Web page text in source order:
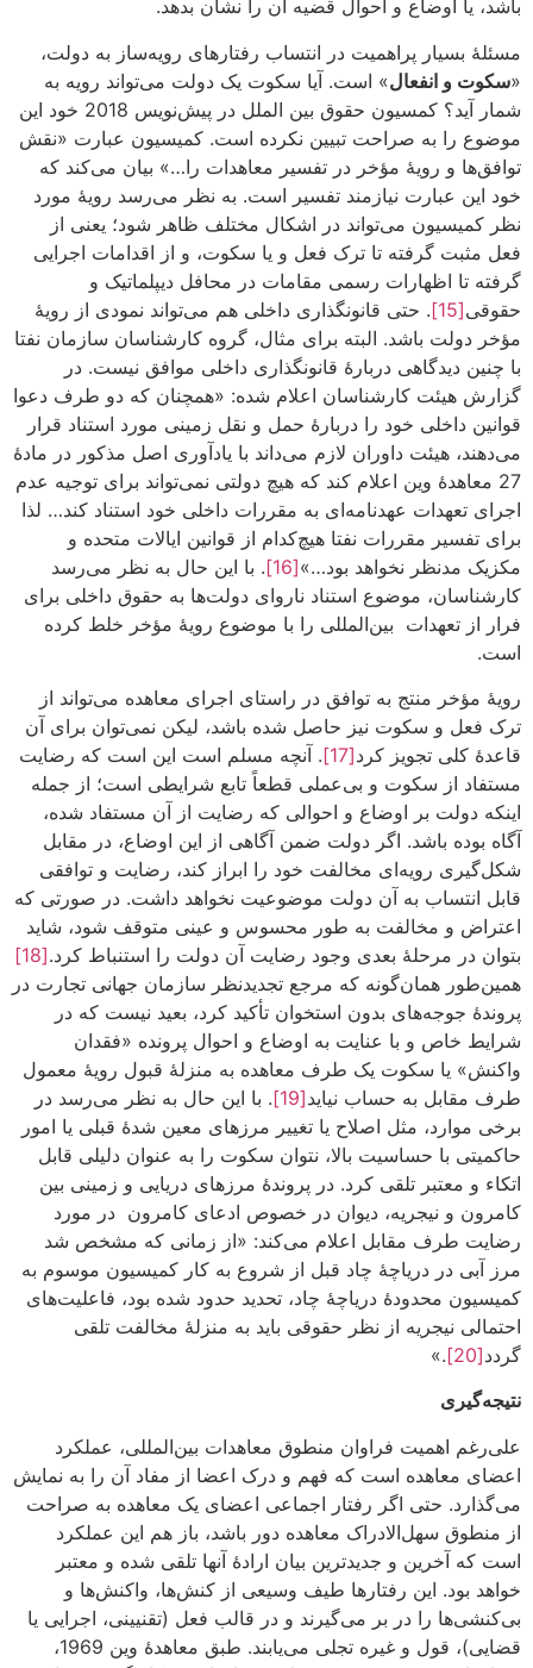
باشد، یا اوضاع و احوال قضیه آن را نشان بدهد.
مسئلۀ بسیار پراهمیت در انتساب رفتارهای رویه‌ساز به دولت،
«سکوت و انفعال» است. آیا سکوت یک دولت می‌تواند رویه به
شمار آید؟ کمسیون حقوق بین الملل در پیش‌نویس 2018 خود این
موضوع را به صراحت تبیین نکرده است. کمیسیون عبارت «نقش
توافق‌ها و رویۀ مؤخر در تفسیر معاهدات را…» بیان می‌کند که
خود این عبارت نیازمند تفسیر است. به نظر می‌رسد رویۀ مورد
نظر کمیسیون می‌تواند در اشکال مختلف ظاهر شود؛ یعنی از
فعل مثبت گرفته تا ترک فعل و یا سکوت، و از اقدامات اجرایی
گرفته تا اظهارات رسمی مقامات در محافل دیپلماتیک و
حقوقی[15]
. حتی قانونگذاری داخلی هم می‌تواند نمودی از رویۀ
مؤخر دولت باشد. البته برای مثال، گروه کارشناسان سازمان نفتا
با چنین دیدگاهی دربارۀ قانونگذاری داخلی موافق نیست. در
گزارش هیئت کارشناسان اعلام شده: «همچنان که دو طرف دعوا
قوانین داخلی خود را دربارۀ حمل و نقل زمینی مورد استناد قرار
می‌دهند، هیئت داوران لازم می‌داند با یادآوری اصل مذکور در مادۀ
27 معاهدۀ وین اعلام کند که هیچ دولتی نمی‌تواند برای توجیه عدم
اجرای تعهدات عهدنامه‌ای به مقررات داخلی خود استناد کند… لذا
برای تفسیر مقررات نفتا هیچ‌کدام از قوانین ایالات متحده و
مکزیک مدنظر نخواهد بود…»[16]
. با این حال به نظر می‌رسد
کارشناسان، موضوع استناد ناروای دولت‌ها به حقوق داخلی برای
فرار از تعهدات بین‌المللی را با موضوع رویۀ مؤخر خلط کرده
است.
رویۀ مؤخر منتج به توافق در راستای اجرای معاهده می‌تواند از
ترک فعل و سکوت نیز حاصل شده باشد، لیکن نمی‌توان برای آن
قاعدۀ کلی تجویز کرد[17]
. آنچه مسلم است این است که رضایت
مستفاد از سکوت و بی‌عملی قطعاً تابع شرایطی است؛ از جمله
اینکه دولت بر اوضاع و احوالی که رضایت از آن مستفاد شده،
آگاه بوده باشد. اگر دولت ضمن آگاهی از این اوضاع، در مقابل
شکل‌گیری رویه‌ای مخالفت خود را ابراز کند، رضایت و توافقی
قابل انتساب به آن دولت موضوعیت نخواهد داشت. در صورتی که
اعتراض و مخالفت به طور محسوس و عینی متوقف شود، شاید
بتوان در مرحلۀ بعدی وجود رضایت آن دولت را استنباط کرد.[18]
همین‌طور همان‌گونه که مرجع تجدیدنظر سازمان جهانی تجارت در
پروندۀ جوجه‌های بدون استخوان تأکید کرد، بعید نیست که در
شرایط خاص و با عنایت به اوضاع و احوال پرونده «فقدان
واکنش» یا سکوت یک طرف معاهده به منزلۀ قبول رویۀ معمول
طرف مقابل به حساب نیاید[19]
. با این حال به نظر می‌رسد در
برخی موارد، مثل اصلاح یا تغییر مرزهای معین شدۀ قبلی یا امور
حاکمیتی با حساسیت بالا، نتوان سکوت را به عنوان دلیلی قابل
اتکاء و معتبر تلقی کرد. در پروندۀ مرزهای دریایی و زمینی بین
کامرون و نیجریه، دیوان در خصوص ادعای کامرون در مورد
رضایت طرف مقابل اعلام می‌کند: «از زمانی که مشخص شد
مرز آبی در دریاچۀ چاد قبل از شروع به کار کمیسیون موسوم به
کمیسیون محدودۀ دریاچۀ چاد، تحدید حدود شده بود، فاعلیت‌های
احتمالی نیجریه از نظر حقوقی باید به منزلۀ مخالفت تلقی
گردد[20]
.»
نتیجه‌گیری
علی‌رغم اهمیت فراوان منطوق معاهدات بین‌المللی، عملکرد
اعضای معاهده است که فهم و درک اعضا از مفاد آن را به نمایش
می‌گذارد. حتی اگر رفتار اجماعی اعضای یک معاهده به صراحت
از منطوق سهل‌الادراک معاهده دور باشد، باز هم این عملکرد
است که آخرین و جدیدترین بیان ارادۀ آنها تلقی شده و معتبر
خواهد بود. این رفتارها طیف وسیعی از کنش‌ها، واکنش‌ها و
بی‌کنشی‌ها را در بر می‌گیرند و در قالب فعل (تقنیینی، اجرایی یا
قضایی)، قول و غیره تجلی می‌یابند. طبق معاهدۀ وین 1969،